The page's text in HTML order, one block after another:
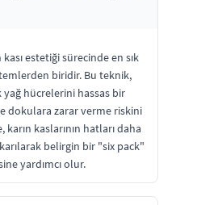
estetiği sürecinde en sık
biridir. Bu teknik,
hücrelerini hassas bir
dokulara zarar verme riskini
kaslarının hatları daha
belirgin bir "six pack"
yardımcı olur.